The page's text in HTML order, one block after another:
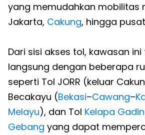
yang memudahkan mobilitas
Jakarta, Cakung, hingga
Dari sisi akses tol, kawasan
langsung dengan beberapa
seperti Tol JORR (keluar
Becakayu (Bekasi–Cawang–
Melayu), dan Tol Kelapa
Gebang yang dapat